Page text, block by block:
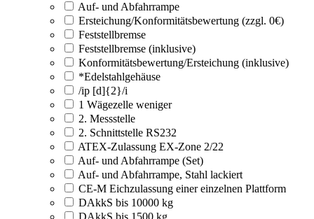
Auf- und Abfahrrampe
Ersteichung/Konformitätsbewertung (zzgl. 0€)
Feststellbremse
Feststellbremse (inklusive)
Konformitätsbewertung/Ersteichung (inklusive)
*Edelstahlgehäuse
/ip [d]{2}/i
1 Wägezelle weniger
2. Messstelle
2. Schnittstelle RS232
ATEX-Zulassung EX-Zone 2/22
Auf- und Abfahrrampe (Set)
Auf- und Abfahrrampe, Stahl lackiert
CE-M Eichzulassung einer einzelnen Plattform
DAkkS bis 10000 kg
DAkkS bis 1500 kg